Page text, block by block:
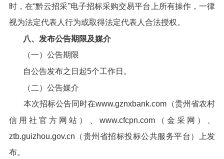
时，在“黔云招采”电子招标采购交易平台上所有操作，一律
视为法定代表人行为或取得法定代表人合法授权。
八、发布公告期限及媒介
（一）公告期限
自公告发布之日起5个工作日。
（二）公告媒介
本次招标公告同时在www.gznxbank.com（贵州省农村
信用社官方网站）、www.cfcpn.com（金采网）、
ztb.guizhou.gov.cn（贵州省招标投标公共服务平台）上发
布。